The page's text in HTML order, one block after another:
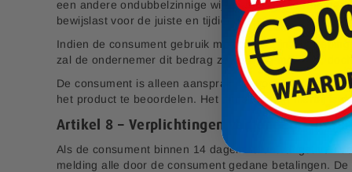
een andere ondubbelzinnige wijze aan de
bewijslast voor de juiste en tijdige uitoefening van het
Indien de consument gebruik maakt van zijn
zal de ondernemer dit bedrag zo spoedig mogelijk,
De consument is alleen aansprakelijk voor
het product te beoordelen. Het uitgangspunt hierbij is
Artikel 8 – Verplichtingen van ondernemer
Als de consument binnen 14 dagen na ontvangst van
melding alle door de consument gedane betalingen.